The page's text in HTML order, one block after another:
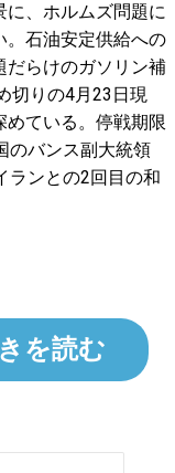
、ホルムズ問題に
。石油安定供給への
だらけのガソリン補
切りの4月23日現
ている。停戦期限
のバンス副大統領
ランとの2回目の和
を読む